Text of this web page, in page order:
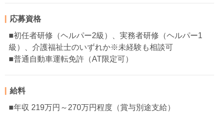
応募資格
■初任者研修（ヘルパー2級）、実務者研修（ヘルパー1
級）、介護福祉士のいずれか※未経験も相談可
■普通自動車運転免許（AT限定可）
給料
■年収 219万円～270万円程度（賞与別途支給）